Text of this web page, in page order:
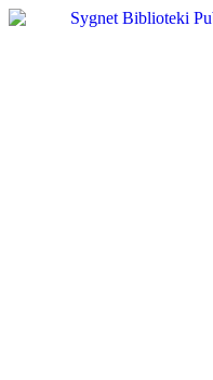
Przejdź